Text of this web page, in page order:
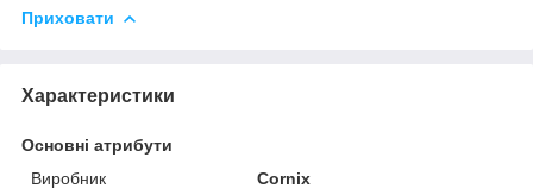
Приховати
Характеристики
Основні атрибути
Виробник
Cornix